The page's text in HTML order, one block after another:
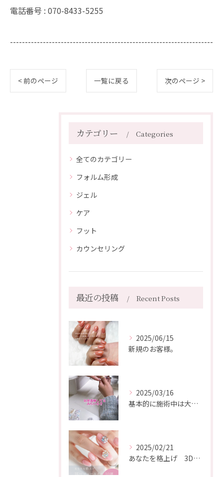
電話番号 : 070-8433-5255
--------------------------------------------------------------------
< 前のページ 一覧に戻る 次のページ >
カテゴリー Categories
全てのカテゴリー
フォルム形成
ジェル
ケア
フット
カウンセリング
最近の投稿 Recent Posts
2025/06/15
新規のお客様。
2025/03/16
基本的に施術中は大爆笑しています😂
2025/02/21
あなたを格上げ 3Dビジューネイル10選